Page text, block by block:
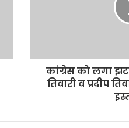
कांग्रेस को लगा
तिवारी व प्रदीप